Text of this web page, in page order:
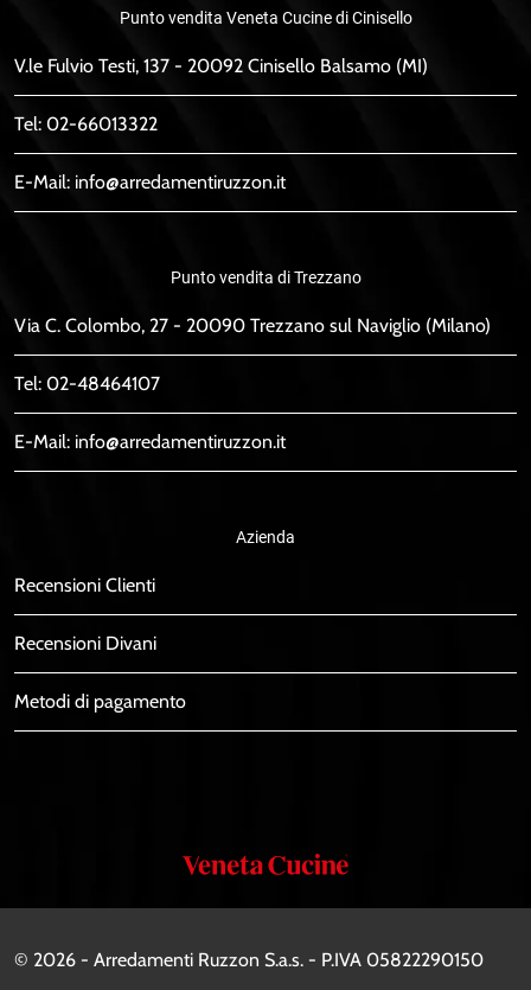
Punto vendita Veneta Cucine di Cinisello
V.le Fulvio Testi, 137 - 20092 Cinisello Balsamo (MI)
Tel: 02-66013322
E-Mail: info@arredamentiruzzon.it
Punto vendita di Trezzano
Via C. Colombo, 27 - 20090 Trezzano sul Naviglio (Milano)
Tel: 02-48464107
E-Mail: info@arredamentiruzzon.it
Azienda
Recensioni Clienti
Recensioni Divani
Metodi di pagamento
Veneta
© 2026 - Arredamenti Ruzzon S.a.s. - P.IVA 05822290150